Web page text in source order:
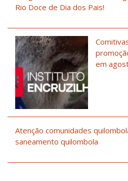
Rio Doce de Dia dos Pais!
em
Atenção comunidades
saneamento quilombola